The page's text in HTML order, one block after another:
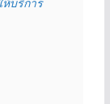
ห้บริการ